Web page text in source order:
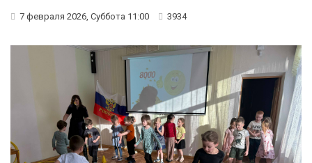
7 февраля 2026, Суббота 11:00 3934